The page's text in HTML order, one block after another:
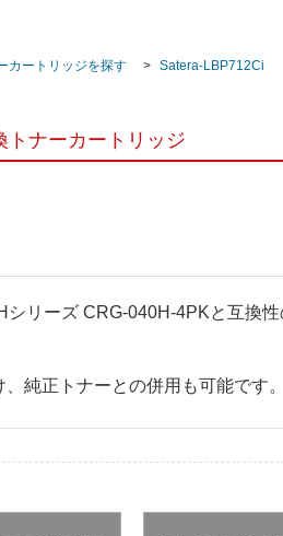
カートリッジを探す Satera-LBP712Ci
トナーカートリッジ
リーズ CRG-040H-4PKと互換
純正トナーとの併用も可能です。